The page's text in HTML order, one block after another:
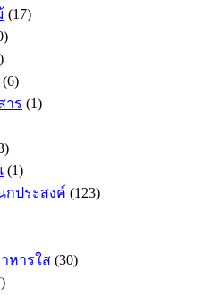
(17)
(6)
าร (1)
(1)
กประสงค์ (123)
หารใส (30)